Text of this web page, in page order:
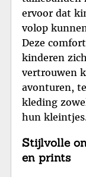
ervoor dat
volop
Deze
kinderen
vertrouwen
avonturen,
kleding
hun
Stijlvolle
en prints